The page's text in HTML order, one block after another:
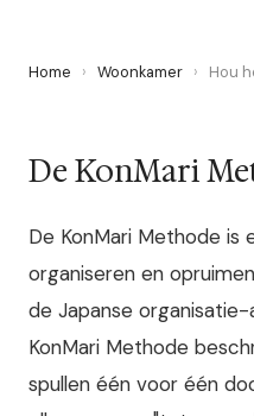
Home › Woonkamer › Hou
De KonMari
De KonMari Methode is
organiseren en
de Japanse
KonMari Methode
spullen één voor één